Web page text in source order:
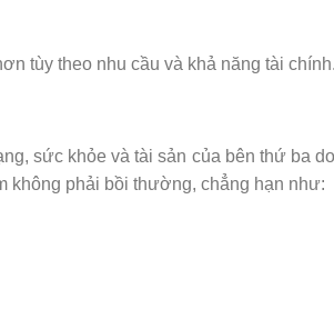
tùy theo nhu cầu và khả năng tài chính.
sức khỏe và tài sản của bên thứ ba
không phải bồi thường, chẳng hạn như: